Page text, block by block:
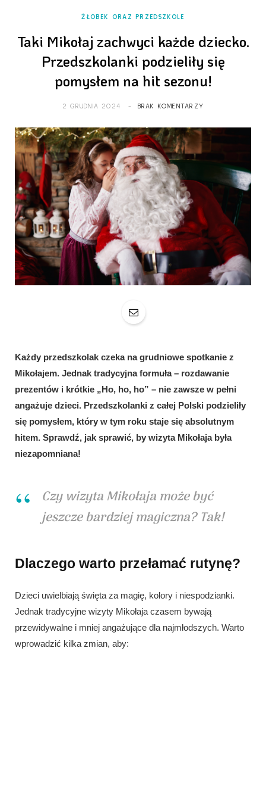
ŻŁOBEK ORAZ PRZEDSZKOLE
Taki Mikołaj zachwyci każde dziecko.
Przedszkolanki podzieliły się
pomysłem na hit sezonu!
2 GRUDNIA 2024 BRAK KOMENTARZY
Każdy przedszkolak czeka na grudniowe spotkanie z
Mikołajem. Jednak tradycyjna formuła – rozdawanie
prezentów i krótkie „Ho, ho, ho” – nie zawsze w pełni
angażuje dzieci. Przedszkolanki z całej Polski podzieliły
się pomysłem, który w tym roku staje się absolutnym
hitem. Sprawdź, jak sprawić, by wizyta Mikołaja była
niezapomniana!
Czy wizyta Mikołaja może być
jeszcze bardziej magiczna? Tak!
Dlaczego warto przełamać rutynę?
Dzieci uwielbiają święta za magię, kolory i niespodzianki.
Jednak tradycyjne wizyty Mikołaja czasem bywają
przewidywalne i mniej angażujące dla najmłodszych. Warto
wprowadzić kilka zmian, aby: